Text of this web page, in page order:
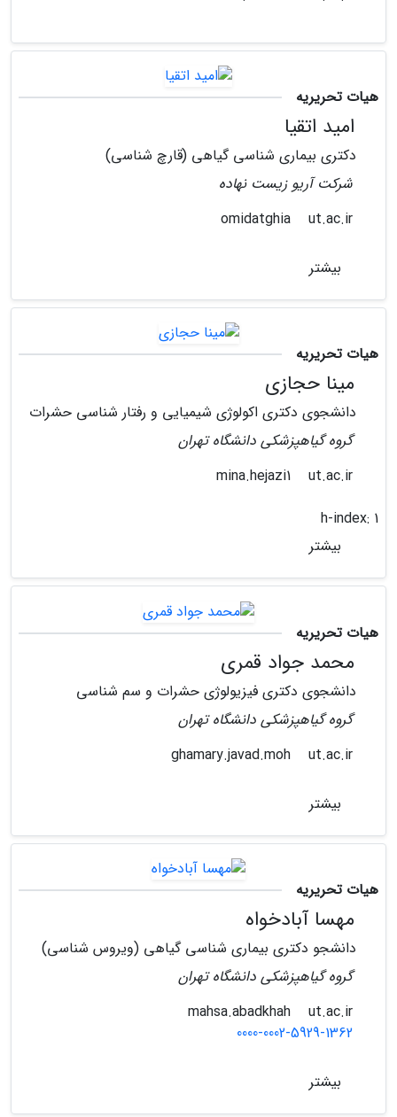
هیات تحریریه
امید اتقیا
دکتری بیماری شناسی گیاهی (قارچ شناسی)
شرکت آریو زیست نهاده
ut.ac.ir
بیشتر
هیات تحریریه
مینا حجازی
دانشجوی دکتری اکولوژی شیمیایی و رفتار شناسی حشرات
گروه گیاهپزشکی دانشگاه تهران
ut.ac.ir
h-index: 1
بیشتر
هیات تحریریه
محمد جواد قمری
دانشجوی دکتری فیزیولوژی حشرات و سم شناسی
گروه گیاهپزشکی دانشگاه تهران
ut.ac.ir
بیشتر
هیات تحریریه
مهسا آبادخواه
دانشجو دکتری بیماری شناسی گیاهی (ویروس شناسی)
گروه گیاهپزشکی دانشگاه تهران
ut.ac.ir
0000-0002-5929-1362
بیشتر